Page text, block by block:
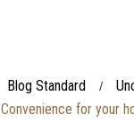
Blog Standard /
Convenience for your